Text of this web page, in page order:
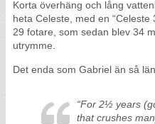
Korta överhäng och lång
heta Celeste, med en
29 fotare, som sedan blev 34
utrymme.
Det enda som Gabriel än så
“For 2½ years
that crushes